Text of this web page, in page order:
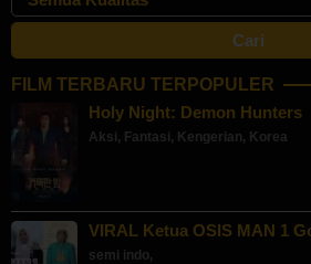
FILM TERBARU TERPOPULER
Holy Night: Demon Hunters
Aksi, Fantasi, Kengerian, Korea
VIRAL Ketua OSIS MAN 1
semi indo,